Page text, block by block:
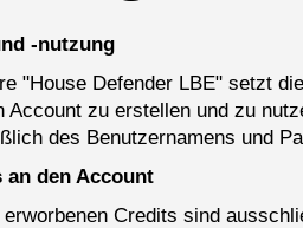
-nutzung
"House Defender LBE" setzt
Account zu erstellen und zu
des Benutzernamens und
den Account
Credits sind